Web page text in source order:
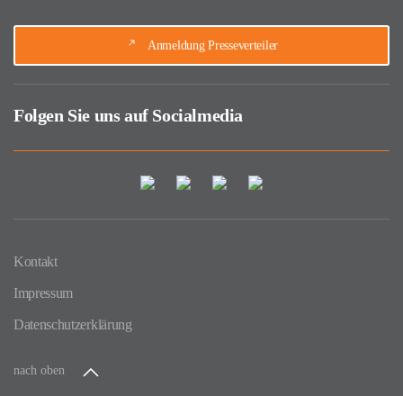
Anmeldung Presseverteiler
Folgen Sie uns auf Socialmedia
Kontakt
Impressum
Datenschutzerklärung
nach oben